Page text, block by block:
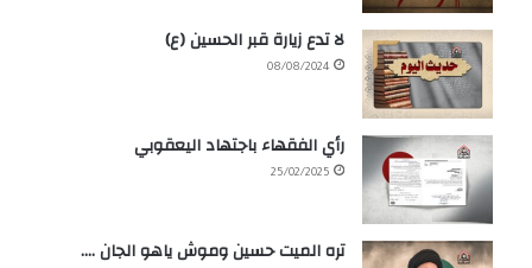
لا تدع زيارة قبر الحسين (ع)
08/08/2024
رأي الفقهاء باجتهاد اليعقوبي
25/02/2025
تره الميت حسين وموش ياهو الجان ….